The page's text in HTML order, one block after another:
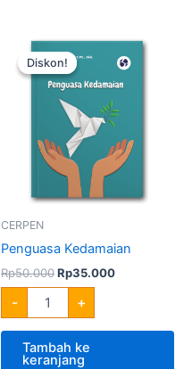
Diskon!
Diskon!
CERPEN
Penguasa Kedamaian
Rp50.000
Harga
aslinya
adalah:
Rp50.000.
Rp35.000
Harga
saat
ini
adalah:
-
Kuantitas
Penguasa
Kedamaian
+
Tambah ke
keranjang